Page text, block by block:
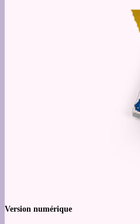
Version numérique